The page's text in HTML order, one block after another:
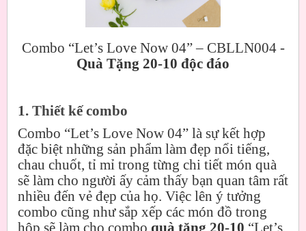
Combo “Let’s Love Now 04” – CBLLN004 -
Quà Tặng 20-10 độc đáo
1. Thiết kế combo
Combo “Let’s Love Now 04” là sự kết hợp
đặc biệt những sản phẩm làm đẹp nổi tiếng,
chau chuốt, tỉ mỉ trong từng chi tiết món quà
sẽ làm cho người ấy cảm thấy bạn quan tâm rất
nhiều đến vẻ đẹp của họ. Việc lên ý tưởng
combo cũng như sắp xếp các món đồ trong
hộp sẽ làm cho combo quà tặng 20-10 “Let’s